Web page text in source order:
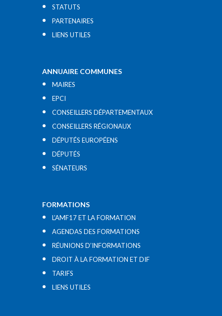
STATUTS
PARTENAIRES
LIENS UTILES​
ANNUAIRE COMMUNES
MAIRES
EPCI
CONSEILLERS DÉPARTEMENTAUX
CONSEILLERS RÉGIONAUX
DÉPUTÉS EUROPÉENS
DÉPUTÉS
SÉNATEURS
FORMATIONS
L’AMF17 ET LA FORMATION
AGENDAS DES FORMATIONS
RÉUNIONS D’INFORMATIONS
DROIT À LA FORMATION ET DIF
TARIFS
LIENS UTILES​